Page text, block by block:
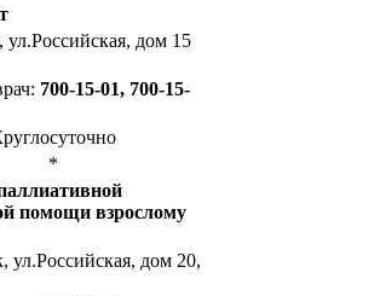
ул.Российская, дом 15
700-15-01, 700-15-
*
помощи взрослому
ул.Российская, дом 20,